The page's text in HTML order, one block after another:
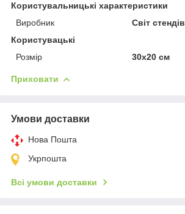
Користувальницькі характеристики
Виробник
Світ стендів
Користувацькі
Розмір
30х20 см
Приховати
Умови доставки
Нова Пошта
Укрпошта
Всі умови доставки